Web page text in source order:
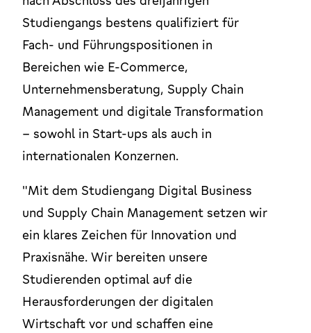
Studiengangs bestens qualifiziert für
Fach- und Führungspositionen in
Bereichen wie E-Commerce,
Unternehmensberatung, Supply Chain
Management und digitale Transformation
– sowohl in Start-ups als auch in
internationalen Konzernen.
"Mit dem Studiengang Digital Business
und Supply Chain Management setzen wir
ein klares Zeichen für Innovation und
Praxisnähe. Wir bereiten unsere
Studierenden optimal auf die
Herausforderungen der digitalen
Wirtschaft vor und schaffen eine